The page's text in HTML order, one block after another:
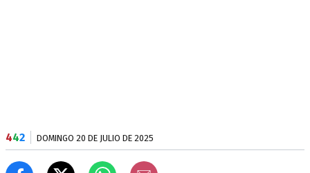
442 DOMINGO 20 DE JULIO DE 2025